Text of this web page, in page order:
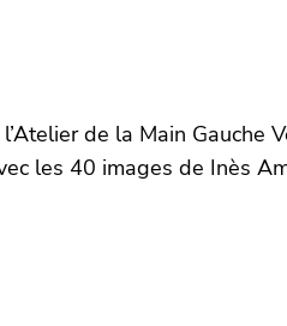
de la Main Gauche
les 40 images de Inès